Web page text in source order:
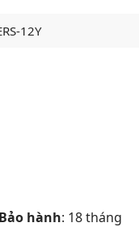
12Y
Bảo hành: 18 tháng